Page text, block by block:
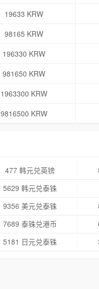
19633 KRW
98165 KRW
196330 KRW
981650 KRW
1963300 KRW
9816500 KRW
477 韩元兑英镑
5629 韩元兑泰铢
9356 美元兑泰铢
7689 泰铢兑港币
5181 日元兑泰铢